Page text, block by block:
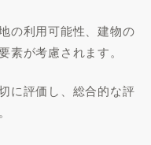
の利用可能性、建物の
素が考慮されます。
に評価し、総合的な評